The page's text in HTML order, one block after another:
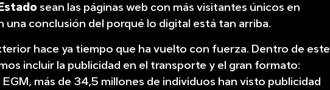
sean las páginas web con más visitantes únicos en
una conclusión del porqué lo digital está tan arriba.
hace ya tiempo que ha vuelto con fuerza. Dentro de este
incluir la publicidad en el transporte y el gran formato:
más de 34,5 millones de individuos han visto publicidad